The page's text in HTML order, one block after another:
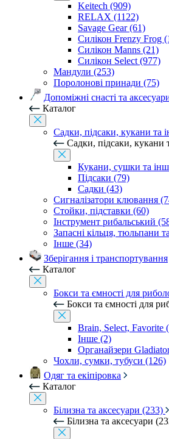
Keitech (909)
RELAX (1122)
Savage Gear (61)
Силікон Frenzy Frog
Силікон Manns (21)
Силікон Select (977)
Мандули (253)
Поролонові принади (75)
Допоміжні снасті та
Каталог
Садки, підсаки, кукани та
Садки, підсаки, кукани
Кукани, сушки та
Підсаки (79)
Садки (43)
Сигналізатори клювання
Стойки, підставки (60)
Інструмент рибальський
Запасні кільця, тюльпани
Інше (34)
Зберігання і транспортування
Каталог
Бокси та ємності для
Бокси та ємності для
Brain, Select, Favorite
Інше (2)
Органайзери
Чохли, сумки, тубуси (126)
Одяг та екіпіровка
Каталог
Білизна та аксесуари (233)
Білизна та аксесуари